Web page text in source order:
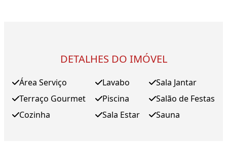
DETALHES DO IMÓVEL
Área Serviço
Terraço Gourmet
Cozinha
Lavabo
Piscina
Sala Estar
Sala Jantar
Salão de Festas
Sauna